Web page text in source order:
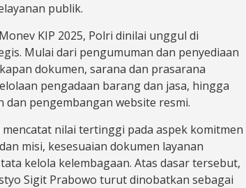
publik.
KIP 2025, Polri dinilai unggul di
Mulai dari pengumuman dan penyediaan
dokumen, sarana dan prasarana
pengadaan barang dan jasa, hingga
dan pengembangan website resmi.
nilai tertinggi pada aspek komitmen
misi, kesesuaian dokumen layanan
kelola kelembagaan. Atas dasar tersebut,
Sigit Prabowo turut dinobatkan sebagai